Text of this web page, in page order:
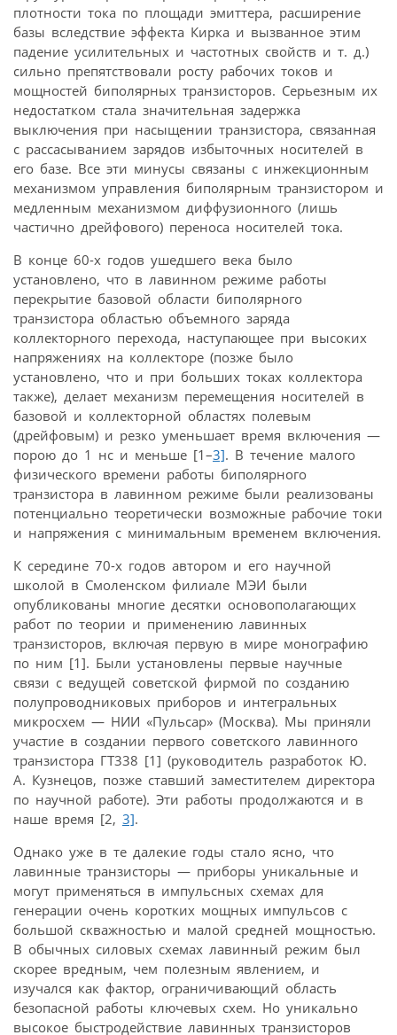
плотности тока по площади эмиттера, расширение
базы вследствие эффекта Кирка и вызванное этим
падение усилительных и частотных свойств и т. д.)
сильно препятствовали росту рабочих токов и
мощностей биполярных транзисторов. Серьезным их
недостатком стала значительная задержка
выключения при насыщении транзистора, связанная
с рассасыванием зарядов избыточных носителей в
его базе. Все эти минусы связаны с инжекционным
механизмом управления биполярным транзистором и
медленным механизмом диффузионного (лишь
частично дрейфового) переноса носителей тока.
В конце 60-х годов ушедшего века было
установлено, что в лавинном режиме работы
перекрытие базовой области биполярного
транзистора областью объемного заряда
коллекторного перехода, наступающее при высоких
напряжениях на коллекторе (позже было
установлено, что и при больших токах коллектора
также), делает механизм перемещения носителей в
базовой и коллекторной областях полевым
(дрейфовым) и резко уменьшает время включения —
порою до 1 нс и меньше [1–3]. В течение малого
физического времени работы биполярного
транзистора в лавинном режиме были реализованы
потенциально теоретически возможные рабочие токи
и напряжения с минимальным временем включения.
К середине 70-х годов автором и его научной
школой в Смоленском филиале МЭИ были
опубликованы многие десятки основополагающих
работ по теории и применению лавинных
транзисторов, включая первую в мире монографию
по ним [1]. Были установлены первые научные
связи с ведущей советской фирмой по созданию
полупроводниковых приборов и интегральных
микросхем — НИИ «Пульсар» (Москва). Мы приняли
участие в создании первого советского лавинного
транзистора ГТ338 [1] (руководитель разработок Ю.
А. Кузнецов, позже ставший заместителем директора
по научной работе). Эти работы продолжаются и в
наше время [2, 3].
Однако уже в те далекие годы стало ясно, что
лавинные транзисторы — приборы уникальные и
могут применяться в импульсных схемах для
генерации очень коротких мощных импульсов с
большой скважностью и малой средней мощностью.
В обычных силовых схемах лавинный режим был
скорее вредным, чем полезным явлением, и
изучался как фактор, ограничивающий область
безопасной работы ключевых схем. Но уникально
высокое быстродействие лавинных транзисторов